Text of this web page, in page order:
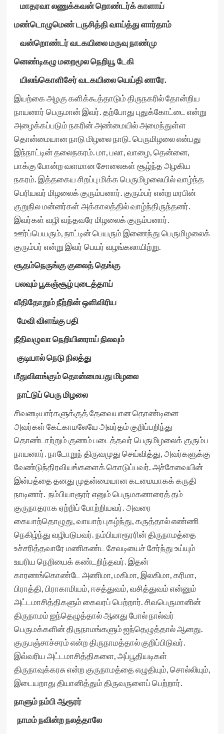
மாதரவா லணுக்கவன் றொண்டர்க் காளாய்
மண்டொழுமெண் டருசித்தி வாய்த்து ளார்தாம்
வன்றொண்டர் வடகயிலை மருவு நாண்மு
னெண்டிகழு மறைமூல நெறியூ டேகி
யிலங்கொளிசேர் வடகயிலை யெய்தி னாரே.
இயற்கை அழகு களிக்கூத்தாடும் திருநகரில் தோன்றிய
நாயனார் பெருமான் இவர். தற்போது புதுக்கோட்டை என்று
அழைக்கப்படும் நகரின் அண்மையில் அமைந்துள்ள
தொன்மையான நாடு மிழலை நாடு. பெருமிழலை என்பது
இந்நாட்டின் தலைநகரம். மா, பலா, வாழை, தென்னை,
பாக்கு போன்ற வளமான சோலைகள் சூழ்ந்த அழகிய
நகரம். இத்தகைய சிறப்பு மிக்க பெருமிழலையில் வாழ்ந்த
பெரியவர் மிழலைக் குரும்பனார். குரும்பர் என்ற மரபின்
குறுநில மன்னர்கள் அக்காலத்தில் வாழ்ந்திருந்தனர்.
இவர்கள் வழி வந்தவரே மிழலைக் குரும்பனார்.
ஊர்ப்பெயரும், நாட்டின் பெயரும் இணைந்து பெருமிழலைக்
குரும்பர் என்று இவர் பெயர் வழங்கலாயிற்று.
சூதம்நெருங்கு குலைத் தெங்கு
பலவும் பூகஞ்சூழ் புடைத்தாய்
வீதிதோறும் நீற்றின் ஒளிவிரிய
மேவி விளங்கு பதி
நீதிவழுவா நெறியினராய் நிலவும்
குடியால் நெடு நிலத்து
மீதுவிளங்கும் தொன்மையது மிழலை
நாட்டுப் பெரு மிழலை
சிவனடியார்களுக்குத் தேவையான தொண்டினை
அவர்கள் கேட்காமலேயே அவர்தம் குறிப்பறிந்து
தொண்டாற்றும் குணம் படைத்தவர் பெருமிழலைக் குரும்ப
நாயனார். நாடோறுந் திருவமுது செய்வித்து, அவர்களுக்கு
வேண்டுந்திரவியங்களைக் கொடுப்பவர். அச்சேவையின்
இன்பத்தை தனது முதன்மையான கடமையாகக் கருதி
நாடினார். நம்பியாரூரர் எனும் பெருமகனாரைத் தம்
குருநாதராக ஏற்றிப் போற்றியவர். அவரை
கையாற்தொழுது, வாயாற் புகழ்ந்து, கருத்தால் எண்ணி
நெகிழ்ந்து வழிபடுபவர். நம்பியாரூரரின் திருநாமத்தை
உச்சரித்தவாரே மணிகண்ட சேவடியைச் சேர்ந்து உய்யும்
உயரிய நெறியைக் கண்டறிந்தவர். இதன்
காரணங்கொண்டே அணிமா, மகிமா, இலகிமா, கரிமா,
பிராத்தி, பிராகாமியம், ஈசத்துவம், வசித்துவம் என்னும்
அட்டமாசித்திகளும் கைவரப் பெற்றார். சிவபெருமானின்
திருநாமம் ஐந்தெழுத்தால் ஆனது போல் நால்வர்
பெருமக்களின் திருநாமங்களும் ஐந்தெழுத்தால் ஆனது.
குருபஞ்சாச்சரம் என்ற திருநாமத்தால் குறிப்பிடுவர்.
இவ்வரிய அட்டமாசித்திகளை, அப்பூதியடிகள்
திருநாவுக்கரசு என்ற குருநாமத்தை எழுதியும், சொல்லியும்,
இடையறாது தியானித்தும் திருவருளைப் பெற்றார்.
நாளும் நம்பி ஆரூரர்
நாமம் நவின்ற நலத்தாலே